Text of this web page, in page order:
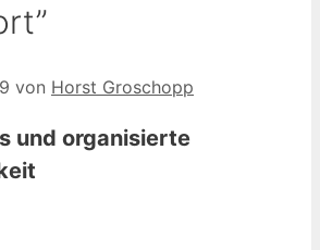
von Horst Groschopp
und organisierte